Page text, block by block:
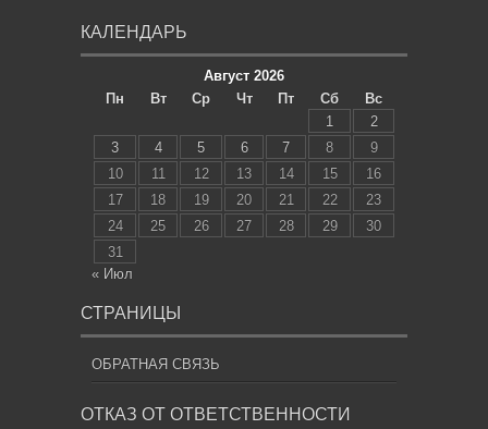
КАЛЕНДАРЬ
Август 2026
Пн
Вт Ср Чт Пт Сб
Вс
1
2
3
4 5 6 7 8
9
10
11 12 13 14 15
16
17
18 19 20 21 22
23
24
25 26 27 28 29
30
31
« Июл
СТРАНИЦЫ
ОБРАТНАЯ СВЯЗЬ
ОТКАЗ ОТ ОТВЕТСТВЕННОСТИ